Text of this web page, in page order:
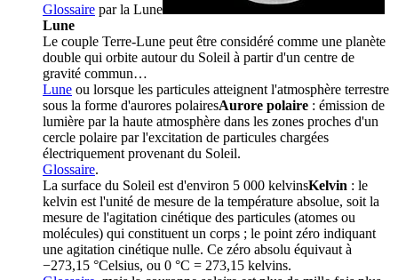
Glossaire par la Lune
Lune
Le couple Terre-Lune peut être considéré comme une planète
double qui orbite autour du Soleil à partir d'un centre de
gravité commun…
Lune ou lorsque les particules atteignent l'atmosphère terrestre
sous la forme d'aurores polairesAurore polaire : émission de
lumière par la haute atmosphère dans les zones proches d'un
cercle polaire par l'excitation de particules chargées
électriquement provenant du Soleil.
Glossaire.
La surface du Soleil est d'environ 5 000 kelvinsKelvin : le
kelvin est l'unité de mesure de la température absolue, soit la
mesure de l'agitation cinétique des particules (atomes ou
molécules) qui constituent un corps ; le point zéro indiquant
une agitation cinétique nulle. Ce zéro absolu équivaut à
−273,15 °Celsius, ou 0 °C = 273,15 kelvins.